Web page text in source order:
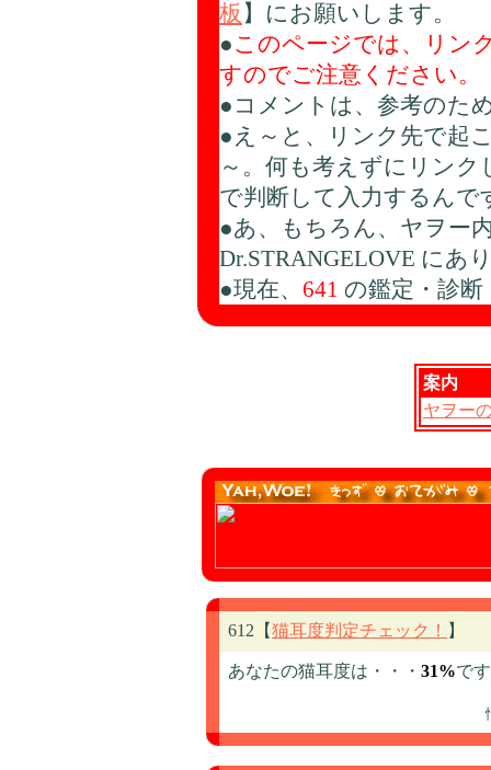
板 】にお願いします。
●このページでは、リン
すのでご注意ください。
●コメントは、参考のた
●え～と、リンク先で起
～。何も考えずにリン
で判断して入力するんで
●あ、もちろん、ヤヲー
Dr.STRANGELOVE にあ
●現在、 641 の鑑定・診
案内
ヤヲー
612【猫耳度判定チェック！ 】
あなたの猫耳度は・・・ 31%です